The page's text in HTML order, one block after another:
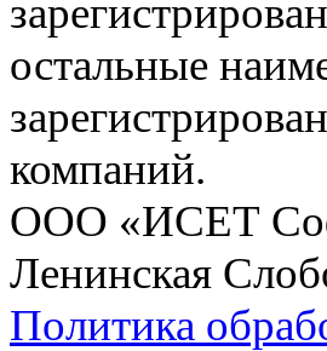
остальные
компаний.
ООО «ИСЕТ
Ленинская
Политика